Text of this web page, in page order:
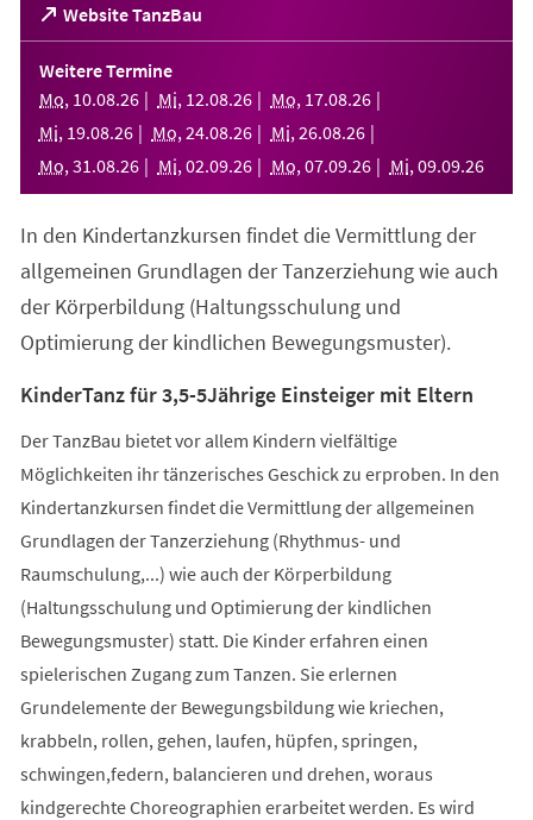
Website TanzBau
(Öffnet
in
einem
neuen
Tab)
Weitere Termine
Mo, 10.08.26 Mi, 12.08.26 Mo, 17.08.26
Mi, 19.08.26 Mo, 24.08.26 Mi, 26.08.26
Mo, 31 .08.26 Mi, 02.09.26 Mo, 07.09.26 Mi, 09.09.26
In den Kindertanzkursen findet die Vermittlung der
allgemeinen Grundlagen der Tanzerziehung wie auch
der Körperbildung (Haltungsschulung und
Optimierung der kindlichen Bewegungsmuster).
KinderTanz für 3,5-5Jährige Einsteiger mit Eltern
Der TanzBau bietet vor allem Kindern vielfältige
Möglichkeiten ihr tänzerisches Geschick zu erproben. In den
Kindertanzkursen findet die Vermittlung der allgemeinen
Grundlagen der Tanzerziehung (Rhythmus- und
Raumschulung,...) wie auch der Körperbildung
(Haltungsschulung und Optimierung der kindlichen
Bewegungsmuster) statt. Die Kinder erfahren einen
spielerischen Zugang zum Tanzen. Sie erlernen
Grundelemente der Bewegungsbildung wie kriechen,
krabbeln, rollen, gehen, laufen, hüpfen, springen,
schwingen,federn, balancieren und drehen, woraus
kindgerechte Choreographien erarbeitet werden. Es wird